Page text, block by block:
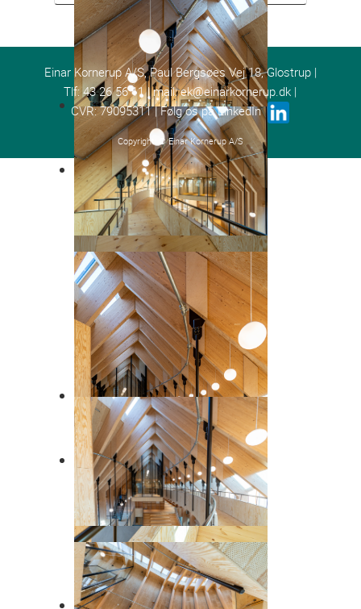
Einar Kornerup A/S, Paul Bergsøes Vej 18, Glostrup |
Tlf: 43 26 56 11 | mail:ek@einarkornerup.dk |
CVR: 79095311 | Følg os på LinkedIn
Copyright: ©Einar Kornerup A/S